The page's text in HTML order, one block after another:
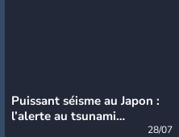
Puissant séisme au Japon :
l’alerte au tsunami
28/07